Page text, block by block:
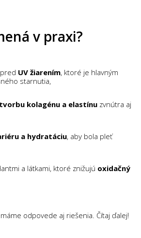
v praxi?
UV žiarením, ktoré je hlavným
starnutia,
tvorbu kolagénu a elastínu zvnútra aj
a hydratáciu, aby bola pleť
a látkami, ktoré znižujú oxidačný
odpovede aj riešenia. Čítaj ďalej!